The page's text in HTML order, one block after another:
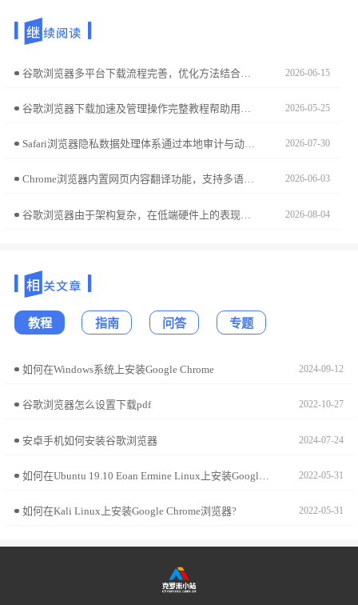
谷歌浏览器多平台下载流程完善，优化方法结合配置方案与使用经验，满足多设备下载安装需求。 2026-06-15
2026-05-25
Safari浏览器隐私数据处理体系通过本地审计与动态隔离构建安全屏障。本文解析该架构的核心技术逻辑，带您深入理解苹果对跨站追踪行为的主动阻断防御体系。 2026-07-30
Chrome浏览器内置网页内容翻译功能，支持多语言无障碍浏览。文章详述翻译功能使用方法，提升跨语言网页访问体验。 2026-06-03
2026-08-04
教程 指南 问答 专题
如何在Windows系统上安装Google Chrome 2024-09-12
谷歌浏览器怎么设置下载pdf 2022-10-27
安卓手机如何安装谷歌浏览器 2024-07-24
2022-05-31
如何在Kali Linux上安装Google Chrome浏览器? 2022-05-31